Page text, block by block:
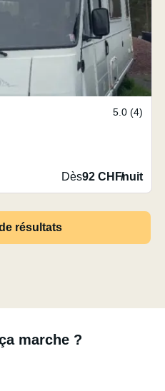
5.0 (4)
Dès92 CHF/nuit
résultats
marche ?